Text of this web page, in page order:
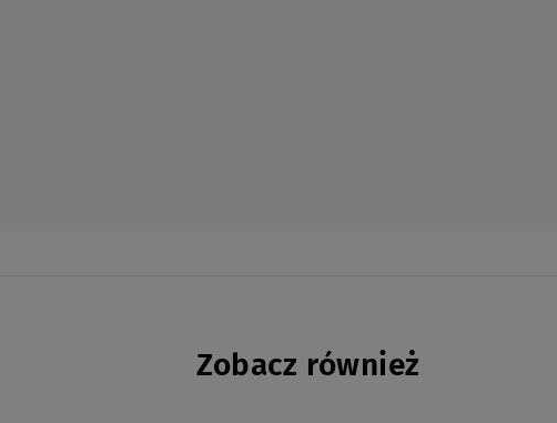
Zobacz również